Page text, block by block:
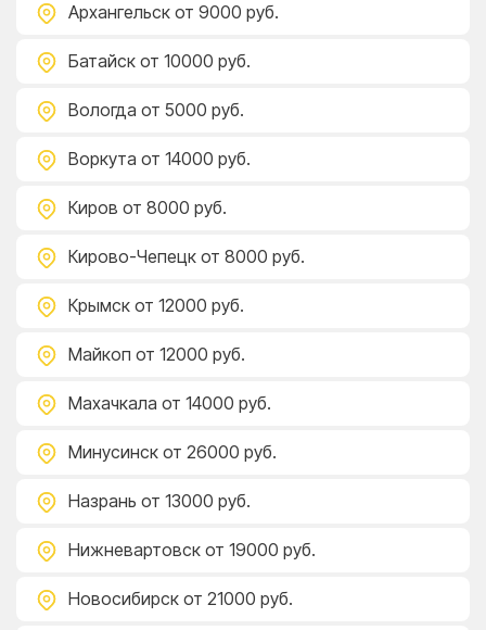
Архангельск от 9000 руб.
Батайск от 10000 руб.
Вологда от 5000 руб.
Воркута от 14000 руб.
Киров от 8000 руб.
Кирово-Чепецк от 8000 руб.
Крымск от 12000 руб.
Майкоп от 12000 руб.
Махачкала от 14000 руб.
Минусинск от 26000 руб.
Назрань от 13000 руб.
Нижневартовск от 19000 руб.
Новосибирск от 21000 руб.